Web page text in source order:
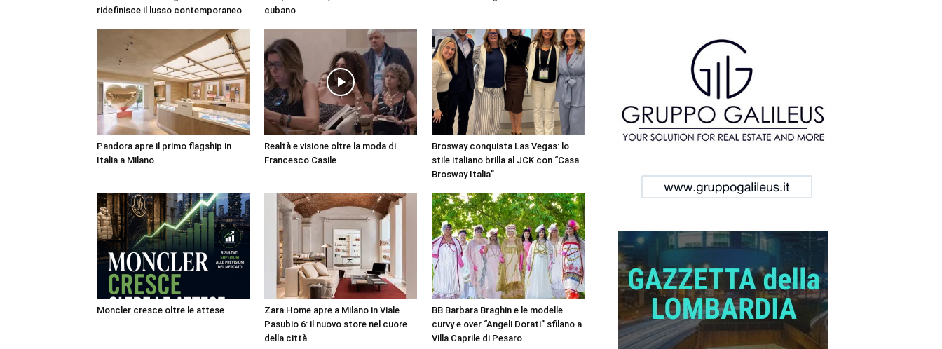
ridefinisce il lusso contemporaneo
cubano
Pandora apre il primo flagship in
Italia a Milano
Realtà e visione oltre la moda di
Francesco Casile
Brosway conquista Las Vegas: lo
stile italiano brilla al JCK con “Casa
Brosway Italia”
Moncler cresce oltre le attese
Zara Home apre a Milano in Viale
Pasubio 6: il nuovo store nel cuore
della città
BB Barbara Braghin e le modelle
curvy e over “Angeli Dorati” sfilano a
Villa Caprile di Pesaro